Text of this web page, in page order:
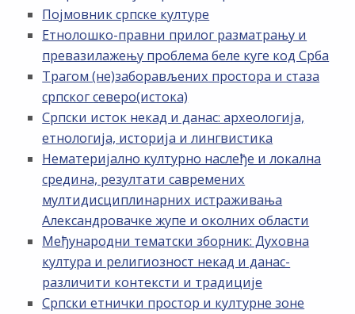
Појмовник српске културе
Етнолошко-правни прилог разматрању и
превазилажењу проблема беле куге код Срба
Трагом (не)заборављених простора и стаза
српског северо(истока)
Српски исток некад и данас: археологија,
етнологија, историја и лингвистика
Нематеријално културно наслеђе и локална
средина, резултати савремених
мултидисциплинарних истраживања
Александровачке жупе и околних области
Међународни тематски зборник: Духовна
култура и религиозност некад и данас-
различити контексти и традиције
Српски етнички простор и културне зоне